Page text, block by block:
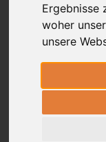
Ergebnisse
woher
unsere
Passwort